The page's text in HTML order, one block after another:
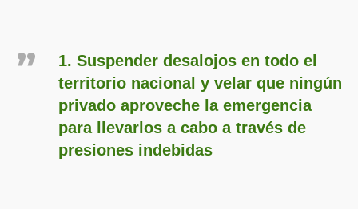
1. Suspender desalojos en todo el
territorio nacional y velar que ningún
privado aproveche la emergencia
para llevarlos a cabo a través de
presiones indebidas